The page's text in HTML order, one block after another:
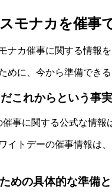
モナカを催事
カ催事に関する情報を
に、今から準備でき
これからという事実
事に関する公式な情報
イトデーの催事情報は、
めの具体的な準備